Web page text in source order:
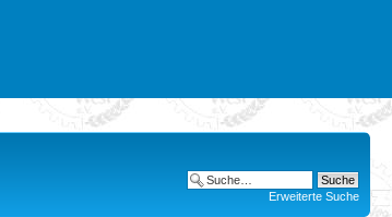
Erweiterte Suche